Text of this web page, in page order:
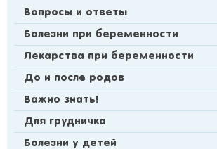
Вопросы и ответы
Болезни при беременности
Лекарства при беременности
До и после родов
Важно знать!
Для грудничка
Болезни у детей